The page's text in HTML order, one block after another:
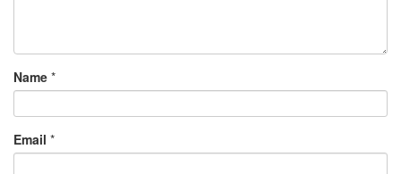
Name *
Email *